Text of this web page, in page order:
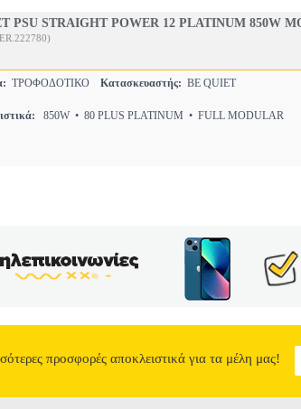
PSU STRAIGHT POWER 12 PLATINUM 850W
ΤΡΟΦΟΔΟΤΙΚΟ Κατασκευαστής: BE QUIET
850W • 80 PLUS PLATINUM • FULL MODULAR
προσφορές αποκλειστικά για τα μέλη μας!